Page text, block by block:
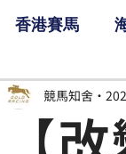
香港賽馬
Bobby
【
競馬知舍